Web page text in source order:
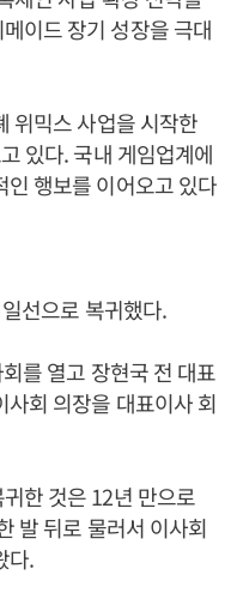
이드 장기 성장을 극대
위믹스 사업을 시작한
있다. 국내 게임업계에
행보를 이어오고 있다
선으로 복귀했다.
를 열고 장현국 전 대표
회 의장을 대표이사 회
한 것은 12년 만으로
발 뒤로 물러서 이사회
다.